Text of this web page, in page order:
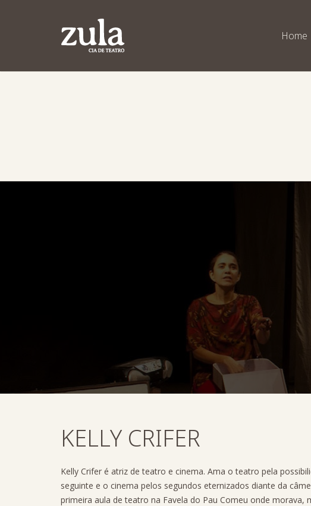
Home
KELLY CRIFER
Kelly Crifer é atriz de teatro e cinema. Ama o teatro pela
seguinte e o cinema pelos segundos eternizados diante da
primeira aula de teatro na Favela do Pau Comeu onde morava,